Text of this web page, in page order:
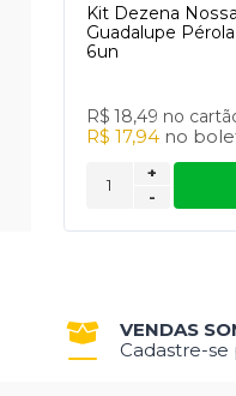
Kit Dezena
Guadalupe
6un
R$ 18,49 no
R$ 17,94 no
-
+
VENDAS
Cadastre-